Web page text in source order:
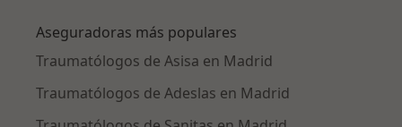
Aseguradoras más populares
Traumatólogos de Asisa en Madrid
Traumatólogos de Adeslas en Madrid